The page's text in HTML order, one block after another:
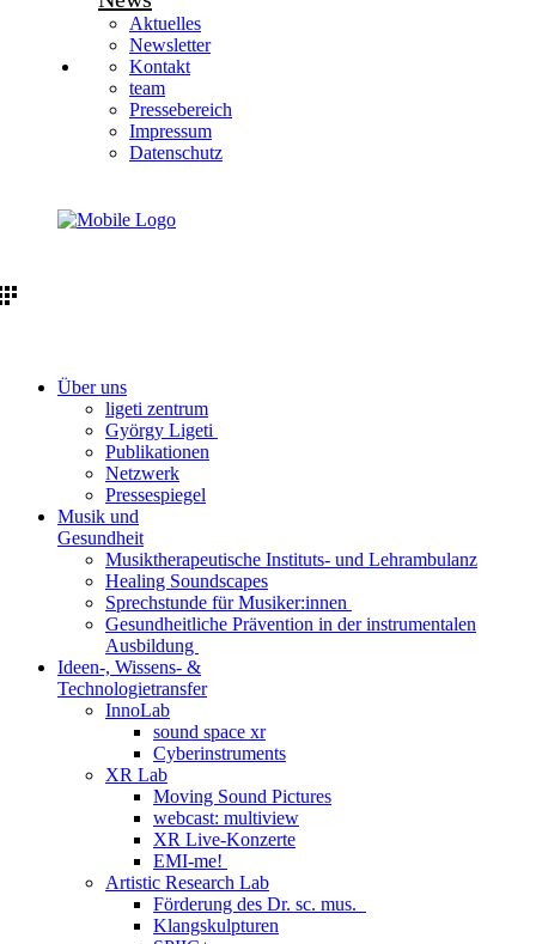
Aktuelles
Newsletter
Kontakt
team
Pressebereich
Impressum
Datenschutz
Über uns
ligeti zentrum
György Ligeti
Publikationen
Netzwerk
Pressespiegel
Musik und
Gesundheit
Musiktherapeutische Instituts- und Lehrambulanz
Healing Soundscapes
Sprechstunde für Musiker:innen
Gesundheitliche Prävention in der instrumentalen
Ausbildung
Ideen-, Wissens- &
Technologietransfer
InnoLab
sound space xr
Cyberinstruments
XR Lab
Moving Sound Pictures
webcast: multiview
XR Live-Konzerte
EMI-me!
Artistic Research Lab
Förderung des Dr. sc. mus.
Klangskulpturen